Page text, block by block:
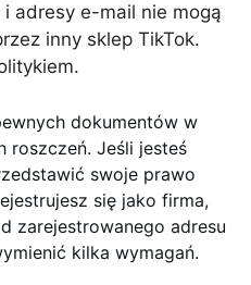
adresy e-mail nie mogą
inny sklep TikTok.
dokumentów w
roszczeń. Jeśli jesteś
swoje prawo
się jako firma,
zarejestrowanego adresu
kilka wymagań.